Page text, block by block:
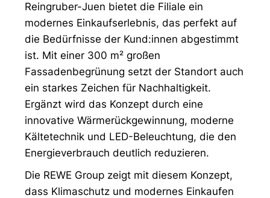
Reingruber-Juen bietet die Filiale ein
modernes Einkaufserlebnis, das perfekt auf
die Bedürfnisse der Kund:innen abgestimmt
ist. Mit einer 300 m² großen
Fassadenbegrünung setzt der Standort auch
ein starkes Zeichen für Nachhaltigkeit.
Ergänzt wird das Konzept durch eine
innovative Wärmerückgewinnung, moderne
Kältetechnik und LED-Beleuchtung, die den
Energieverbrauch deutlich reduzieren.
Die REWE Group zeigt mit diesem Konzept,
dass Klimaschutz und modernes Einkaufen